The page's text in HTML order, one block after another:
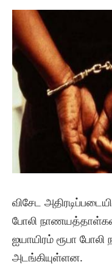
விசேட
போலி
ஐயாயிரம் ரூபா
அடங்கியுள்ளன.